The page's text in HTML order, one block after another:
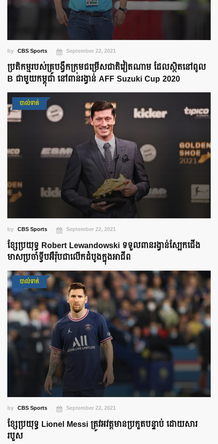
by CBS Sports September 22, 2021
ប្រតិកម្មរបស់គ្រូបង្វឹកក្រុមជម្រើសជាតិវៀតណាម ដែលស្ថិតនៅពូល
B ជាមួយកម្ពុជា នៅពានរង្វាន់ AFF Suzuki Cup 2020
បាល់ទាត់
by CBS Sports September 22, 2021
ខ្សែប្រយុទ្ធ Robert Lewandowski ទទួលពានរង្វាន់ស្បែកជើង
មាសប្រចាំទ្វីបអឺរ៉ុបជាលើកដំបូងក្នុងអាជីព
បាល់ទាត់
by CBS Sports September 22, 2021
ខ្សែប្រយុទ្ធ Lionel Messi ត្រូវអវត្តមានប្រកួតបន្ទាប់ ដោយសារ
របួស